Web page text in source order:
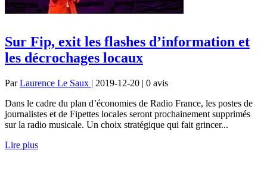
Sur Fip, exit les flashes d’information et
les décrochages locaux
ParLaurence Le Saux | 2019-12-20 | 0 avis
Dans le cadre du plan d’économies de Radio France, les postes de
journalistes et de Fipettes locales seront prochainement supprimés
sur la radio musicale. Un choix stratégique qui fait grincer...
Lire plus